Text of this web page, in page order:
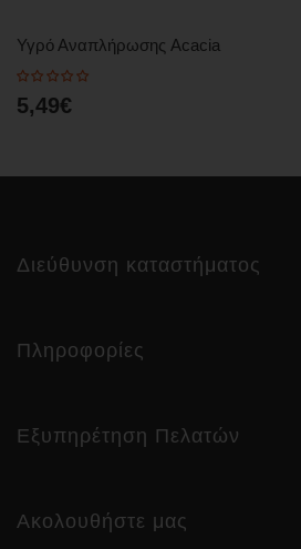
Υγρό Αναπλήρωσης Acacia
5,49€
Διεύθυνση καταστήματος
Πληροφορίες
Εξυπηρέτηση Πελατών
Ακολουθήστε μας